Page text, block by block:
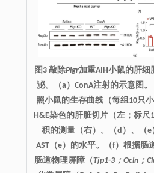
图3 敲除Pigr加重AIH小鼠的肝
泌。（a）ConA注射的示意图。
照小鼠的生存曲线（每组10只
H&E染色的肝脏切片（左；标尺
积的测量（右）。（d）、（e
AST（e）的水平。（f）根据肠
肠道物理屏障（Tjp1-3；Ocln；